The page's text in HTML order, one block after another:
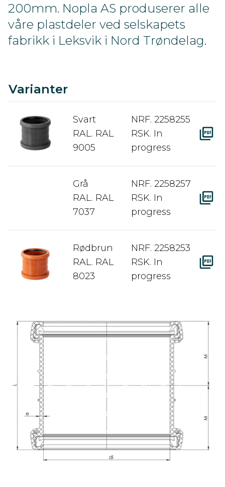
200mm. Nopla AS produserer alle
våre plastdeler ved selskapets
fabrikk i Leksvik i Nord Trøndelag.
Varianter
Svart
RAL. RAL
9005
NRF. 2258255
RSK. In
progress
Grå
RAL. RAL
7037
NRF. 2258257
RSK. In
progress
Rødbrun
RAL. RAL
8023
NRF. 2258253
RSK. In
progress